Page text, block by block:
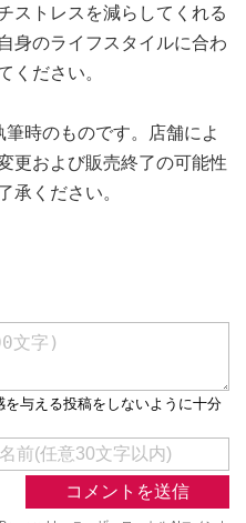
ストレスを減らしてくれる
身のライフスタイルに合わ
ください。
時のものです。店舗によ
更および販売終了の可能性
承ください。